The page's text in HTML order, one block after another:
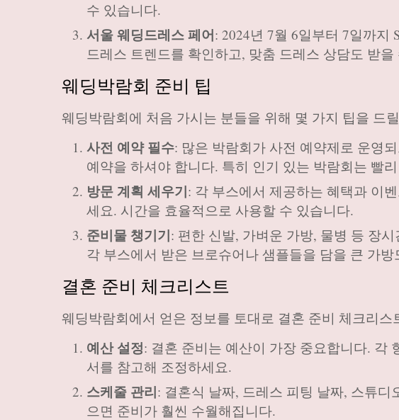
수 있습니다.
서울 웨딩드레스 페어: 2024년 7월 6일부터 7일까지
드레스 트렌드를 확인하고, 맞춤 드레스 상담도 받
웨딩박람회 준비 팁
웨딩박람회에 처음 가시는 분들을 위해 몇 가지 팁을 드
사전 예약 필수: 많은 박람회가 사전 예약제로 운영
예약을 하셔야 합니다. 특히 인기 있는 박람회는 빨
방문 계획 세우기: 각 부스에서 제공하는 혜택과 이
세요. 시간을 효율적으로 사용할 수 있습니다.
준비물 챙기기: 편한 신발, 가벼운 가방, 물병 등 장
각 부스에서 받은 브로슈어나 샘플들을 담을 큰 가
결혼 준비 체크리스트
웨딩박람회에서 얻은 정보를 토대로 결혼 준비 체크리스
예산 설정: 결혼 준비는 예산이 가장 중요합니다. 각
서를 참고해 조정하세요.
스케줄 관리: 결혼식 날짜, 드레스 피팅 날짜, 스튜
으면 준비가 훨씬 수월해집니다.